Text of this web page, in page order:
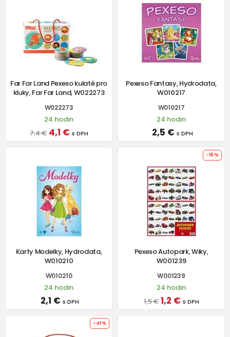
Far Far Land Pexeso kulaté pro
kluky, Far Far Land, W022273
W022273
24 hodin
7,4 € 4,1 € s DPH
Pexeso Fantasy, Hydrodata,
W010217
W010217
24 hodin
2,5 € s DPH
Karty Modelky, Hydrodata,
W010210
W010210
24 hodin
2,1 € s DPH
-15%
Pexeso Autopark, Wiky,
W001239
W001239
24 hodin
1,5 € 1,2 € s DPH
-41%